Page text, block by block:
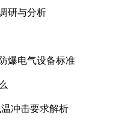
研与分析
爆电气设备标准
冲击要求解析